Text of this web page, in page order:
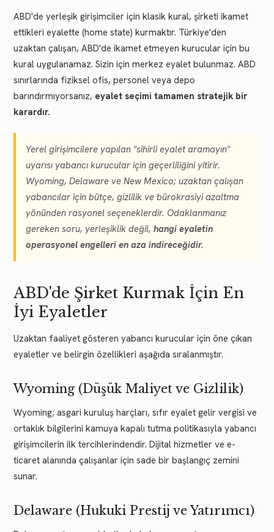
ABD'de yerleşik girişimciler için klasik kural, şirketi ikamet
ettikleri eyalette (home state) kurmaktır. Türkiye'den
uzaktan çalışan, ABD'de ikamet etmeyen kurucular için bu
kural uygulanamaz. Sizin için merkez eyalet bulunmaz. ABD
sınırlarında fiziksel ofis, personel veya depo
barındırmıyorsanız, eyalet seçimi tamamen stratejik bir
karardır.
Yerel girişimcilere yapılan "sihirli eyalet aramayın"
uyarısı yabancı kurucular için geçerliliğini yitirir.
Wyoming, Delaware ve New Mexico; uzaktan çalışan
yabancılar için bütçe, gizlilik ve bürokrasiyi azaltma
yönünden rasyonel seçeneklerdir. Odaklanmanız
gereken soru, yerleşiklik değil, hangi eyaletin
operasyonel engelleri en aza indireceğidir.
ABD'de Şirket Kurmak İçin En
İyi Eyaletler
Uzaktan faaliyet gösteren yabancı kurucular için öne çıkan
eyaletler ve belirgin özellikleri aşağıda sıralanmıştır.
Wyoming (Düşük Maliyet ve Gizlilik)
Wyoming; asgari kuruluş harçları, sıfır eyalet gelir vergisi ve
ortaklık bilgilerini kamuya kapalı tutma politikasıyla yabancı
girişimcilerin ilk tercihlerindendir. Dijital hizmetler ve e-
ticaret alanında çalışanlar için sade bir başlangıç zemini
sunar.
Delaware (Hukuki Prestij ve Yatırımcı)